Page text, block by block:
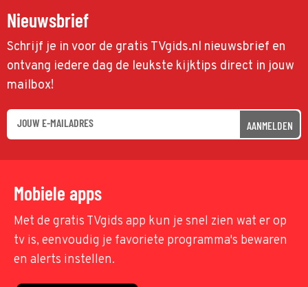
Nieuwsbrief
Schrijf je in voor de gratis TVgids.nl nieuwsbrief en
ontvang iedere dag de leukste kijktips direct in jouw
mailbox!
AANMELDEN
Mobiele apps
Met de gratis TVgids app kun je snel zien wat er op
tv is, eenvoudig je favoriete programma's bewaren
en alerts instellen.